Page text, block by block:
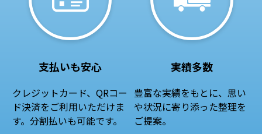
支払いも安心
クレジットカード、QRコー
ド決済をご利用いただけま
す。分割払いも可能です。
実績多数
豊富な実績をもとに、思い
や状況に寄り添った整理を
ご提案。